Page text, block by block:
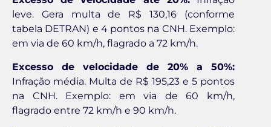
leve. Gera multa de R$ 130,16 (conforme
tabela DETRAN) e 4 pontos na CNH. Exemplo:
em via de 60 km/h, flagrado a 72 km/h.
Excesso de velocidade de 20% a 50%:
Infração média. Multa de R$ 195,23 e 5 pontos
na CNH. Exemplo: em via de 60 km/h,
flagrado entre 72 km/h e 90 km/h.